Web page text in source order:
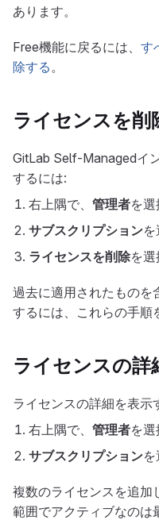
あります。
Free機能に戻るには、 す
除する。
ライセンスを削
GitLab Self-Managedイ
するには:
右上隅で、 管理者を選
サブスクリプションを
ライセンスを削除を選
過去に適用されたものを
するには、これらの手順
ライセンスの詳
ライセンスの詳細を表示
右上隅で、 管理者を選
サブスクリプションを
複数のライセンスを追加
範囲でアクティブなのは